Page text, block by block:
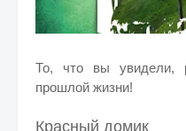
То, что вы увидели,
прошлой жизни!
Красный домик